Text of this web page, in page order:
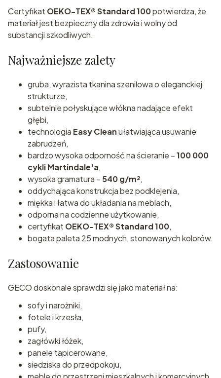
Certyfikat OEKO-TEX® Standard 100potwierdza, że
materiał jest bezpieczny dla zdrowia i wolny od
substancji szkodliwych.
Najważniejsze zalety
gruba, wyrazista tkanina szenilowa o eleganckiej
strukturze,
subtelnie połyskujące włókna nadające efekt
głębi,
technologia Easy Cleanułatwiająca usuwanie
zabrudzeń,
bardzo wysoka odporność na ścieranie –100 000
cykli Martindale'a,
wysoka gramatura – 540 g/m²,
oddychająca konstrukcja bez podklejenia,
miękka i łatwa do układania na meblach,
odporna na codzienne użytkowanie,
certyfikat OEKO-TEX® Standard 100,
bogata paleta 25 modnych, stonowanych kolorów.
Zastosowanie
GECO doskonale sprawdzi się jako materiał na:
sofy i narożniki,
fotele i krzesła,
pufy,
zagłówki łóżek,
panele tapicerowane,
siedziska do przedpokoju,